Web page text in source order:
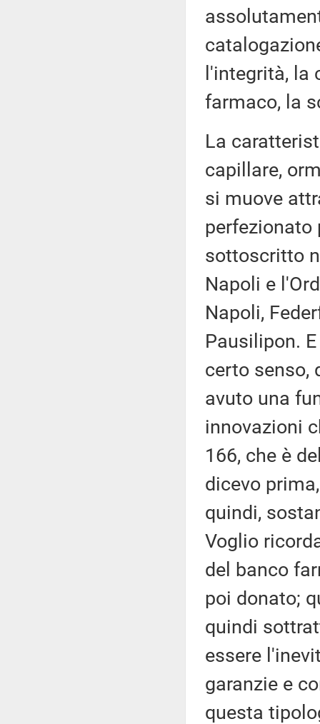
l'integrità, la
farmaco, la
La
capillare,
si muove
perfezionato
sottoscritto
Napoli e
Napoli,
Pausilipon.
certo senso,
avuto una
innovazioni
166, che è
dicevo
quindi,
Voglio
del banco
poi donato;
quindi
essere
garanzie e
questa